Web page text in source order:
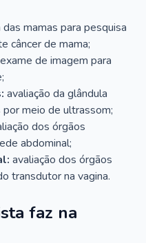
mamas para pesquisa
câncer de mama;
exame de imagem para
avaliação da glândula
meio de ultrassom;
dos órgãos
abdominal;
avaliação dos órgãos
transdutor na vagina.
faz na